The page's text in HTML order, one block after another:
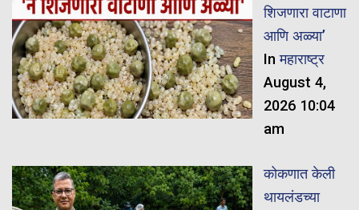
शिजणारा वाटाणा
आणि अळ्या’
Inमहाराष्ट्र
August 4,
2026 10:04
am
कोकणात केली
थायलंडच्या